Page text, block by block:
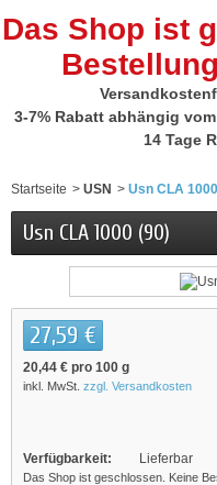
Das Shop ist
3-7% Rabatt abhängig
14 Tage
Startseite > USN > Usn CLA
Usn CLA 1000 (90)
27,59 €
20,44 € pro 100 g
inkl. MwSt. zzgl. Versandkosten
Verfügbarkeit: Lieferbar
Das Shop ist geschlossen. Keine